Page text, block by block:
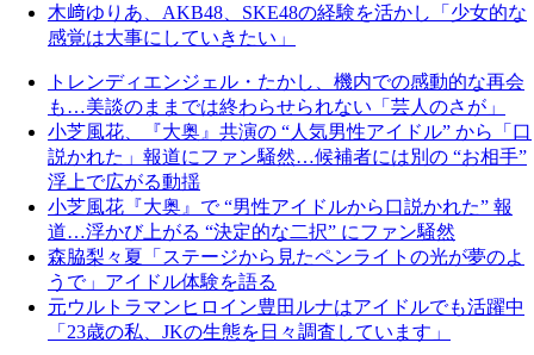
木﨑ゆりあ、AKB48、SKE48の経験を活かし「少女的な
感覚は大事にしていきたい」
トレンディエンジェル・たかし、機内での感動的な再会
も…美談のままでは終わらせられない「芸人のさが」
小芝風花、『大奥』共演の “人気男性アイドル” から「口
説かれた」報道にファン騒然…候補者には別の “お相手”
浮上で広がる動揺
小芝風花『大奥』で “男性アイドルから口説かれた” 報
道…浮かび上がる “決定的な二択” にファン騒然
森脇梨々夏「ステージから見たペンライトの光が夢のよ
うで」アイドル体験を語る
元ウルトラマンヒロイン豊田ルナはアイドルでも活躍中
「23歳の私、JKの生態を日々調査しています」